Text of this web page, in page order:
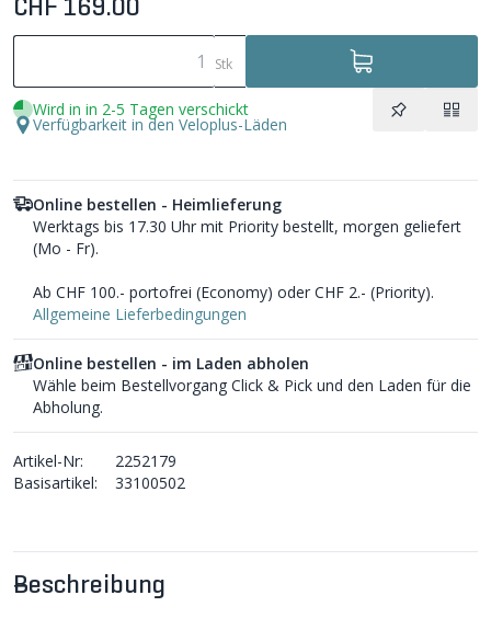
Beschreibung
CHF 169.00
Stk
Wird in in 2-5 Tagen verschickt
Verfügbarkeit in den Veloplus-Läden
Online bestellen - Heimlieferung
Werktags bis 17.30 Uhr mit Priority bestellt, morgen geliefert
(Mo - Fr).
Ab CHF 100.- portofrei (Economy) oder CHF 2.- (Priority).
Allgemeine Lieferbedingungen
Online bestellen - im Laden abholen
Wähle beim Bestellvorgang Click & Pick und den Laden für die
Abholung.
Artikel-Nr:
2252179
Basisartikel:
33100502